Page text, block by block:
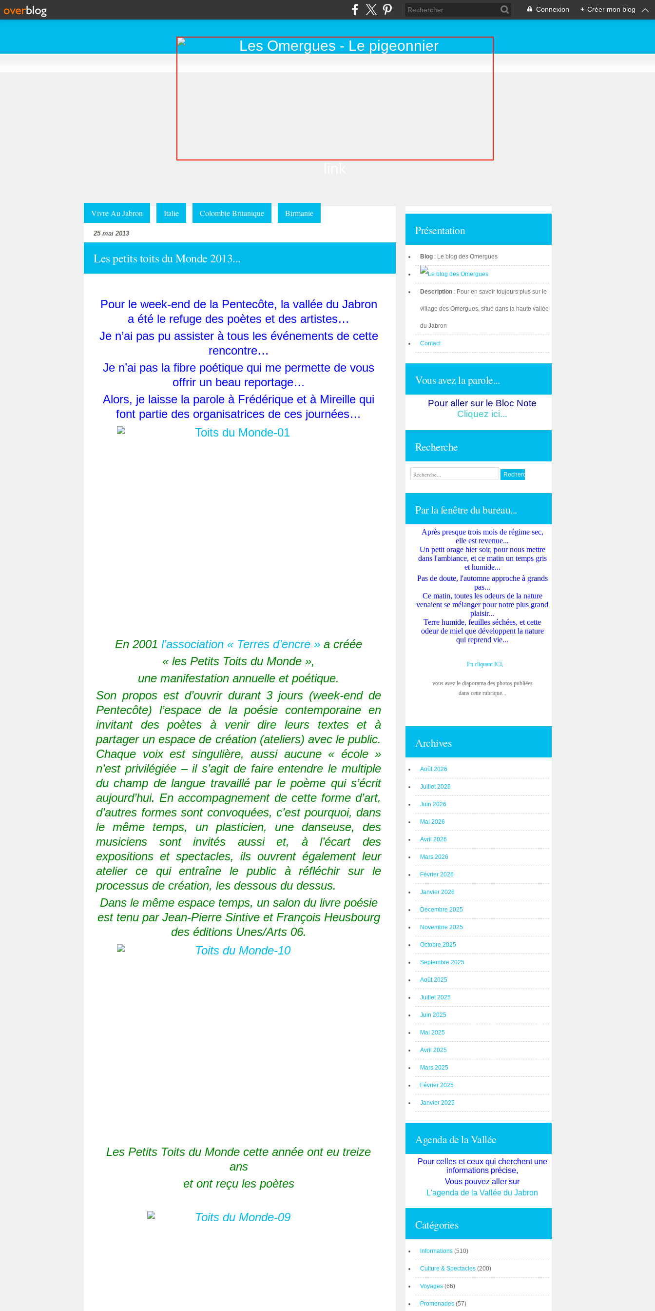
Connexion + Créer mon blog
Vivre Au Jabron Italie Colombie Britanique Birmanie
25 mai 2013
Les petits toits du Monde 2013...
Pour le week-end de la Pentecôte, la vallée du Jabron
a été le refuge des poètes et des artistes…
Je n’ai pas pu assister à tous les événements de cette
rencontre…
Je n’ai pas la fibre poétique qui me permette de vous
offrir un beau reportage…
Alors, je laisse la parole à Frédérique et à Mireille qui
font partie des organisatrices de ces journées…
En 2001 l’association « Terres d’encre » a créée
« les Petits Toits du Monde »,
une manifestation annuelle et poétique.
Son propos est d’ouvrir durant 3 jours (week-end de
Pentecôte) l’espace de la poésie contemporaine en
invitant des poètes à venir dire leurs textes et à
partager un espace de création (ateliers) avec le public.
Chaque voix est singulière, aussi aucune « école »
n’est privilégiée – il s’agit de faire entendre le multiple
du champ de langue travaillé par le poème qui s’écrit
aujourd’hui. En accompagnement de cette forme d’art,
d’autres formes sont convoquées, c’est pourquoi, dans
le même temps, un plasticien, une danseuse, des
musiciens sont invités aussi et, à l’écart des
expositions et spectacles, ils ouvrent également leur
atelier ce qui entraîne le public à réfléchir sur le
processus de création, les dessous du dessus.
Dans le même espace temps, un salon du livre poésie
est tenu par Jean-Pierre Sintive et François Heusbourg
des éditions Unes/Arts 06.
Les Petits Toits du Monde cette année ont eu treize
ans
et ont reçu les poètes
Présentation
Blog : Le blog des Omergues
Description : Pour en savoir toujours plus sur le
village des Omergues, situé dans la haute vallée
du Jabron
Contact
Vous avez la parole...
Pour aller sur le Bloc Note
Cliquez ici...
Recherche
Par la fenêtre du bureau...
Après presque trois mois de régime sec,
elle est revenue...
Un petit orage hier soir, pour nous mettre
dans l'ambiance, et ce matin un temps gris
et humide...
Pas de doute, l'automne approche à grands
pas...
Ce matin, toutes les odeurs de la nature
venaient se mélanger pour notre plus grand
plaisir...
Terre humide, feuilles séchées, et cette
odeur de miel que développent la nature
qui reprend vie...
En cliquant ICI,
vous avez le diaporama des photos publiées
dans cette rubrique...
Archives
Août 2026
Juillet 2026
Juin 2026
Mai 2026
Avril 2026
Mars 2026
Février 2026
Janvier 2026
Décembre 2025
Novembre 2025
Octobre 2025
Septembre 2025
Août 2025
Juillet 2025
Juin 2025
Mai 2025
Avril 2025
Mars 2025
Février 2025
Janvier 2025
Agenda de la Vallée
Pour celles et ceux qui cherchent une
informations précise,
Vous pouvez aller sur
L'agenda de la Vallée du Jabron
Catégories
Informations (510)
Culture & Spectacles (200)
Voyages (66)
Promenades (57)